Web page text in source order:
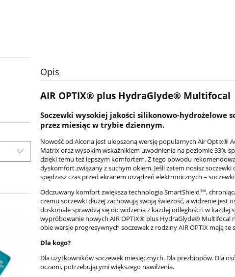
Opis
AIR OPTIX® plus HydraGlyde® Multifocal
Soczewki wysokiej jakości silikonowo-hydrożelowe
przez miesiąc w trybie dziennym.
Nowość od Alcona jest ulepszoną wersję popularnych Air Optix®
Matrix oraz wysokim wskaźnikiem uwodnienia na poziomie 33%
dzięki temu też lepszym komfortem. Z tego powodu
dyskomfort związany z suchym okiem. Jeśli zatem nosisz
spędzasz czas przed ekranem urządzeń elektronicznych –
Odczuwany komfort zwiększa technologia SmartShield™,
czemu soczewki dłużej zachowują swoją świeżość, a widzenie
doskonale sprawdzą się do widzenia z każdej odległości i w
wypróbowanie nowych AIR OPTIX® plus HydraGlyde® Multifocal
obie wersje progresywnych soczewek z rodziny AIR OPTIX mają te
Dla kogo?
Dla użytkowników soczewek miesięcznych. Dla prezbiopów. Dla
oczami, potrzebującymi większego nawilżenia.